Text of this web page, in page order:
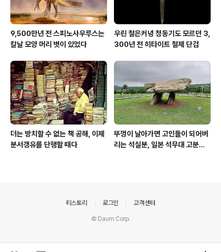
9,500만년 전 스피노사우루스는
칼날 모양 머리 볏이 있었다
우린 철은커녕 청동기도 모르던 3,
300년 전 히타이트 철제 단검
더는 방치할 수 없는 책 공해, 이제
분서갱유를 단행할 때다
뚜껑이 날아가면 고인돌이 되어버
리는 석실분, 일본 석무대 고분의
티스토리 로그인 고객센터
© Daum Corp.